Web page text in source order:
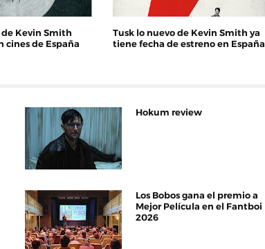
de Kevin Smith
cines de España
Tusk lo nuevo de Kevin Smith ya
tiene fecha de estreno en España
Hokum review
Los Bobos gana el premio a
Mejor Película en el Fantboi
2026